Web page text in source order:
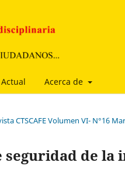
Actual Acerca de
CTSCAFE Volumen VI- N°16
de la